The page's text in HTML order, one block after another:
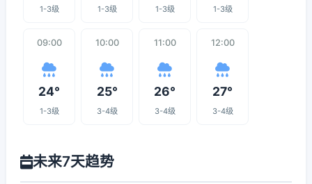
1-3级 1-3级 1-3级 1-3级
09:00
24°
1-3级
10:00
25°
3-4级
11:00
26°
3-4级
12:00
27°
3-4级
未来7天趋势